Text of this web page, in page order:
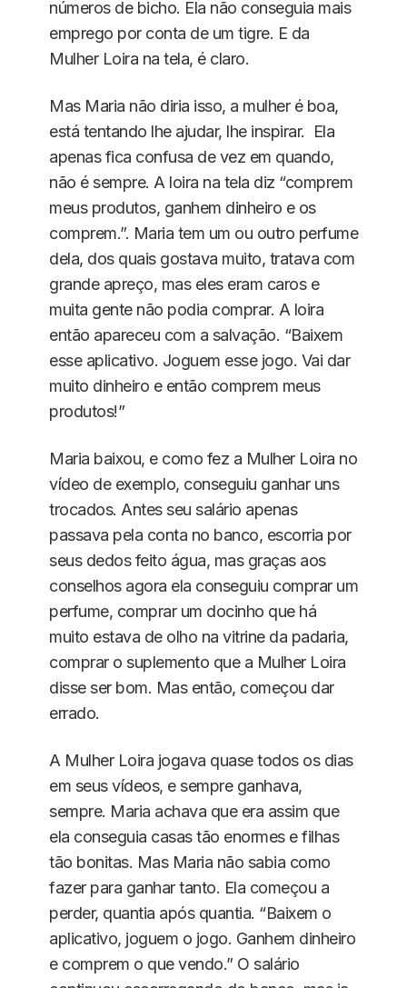
números de bicho. Ela não conseguia mais
emprego por conta de um tigre. E da
Mulher Loira na tela, é claro.
Mas Maria não diria isso, a mulher é boa,
está tentando lhe ajudar, lhe inspirar. Ela
apenas fica confusa de vez em quando,
não é sempre. A loira na tela diz “comprem
meus produtos, ganhem dinheiro e os
comprem.”. Maria tem um ou outro perfume
dela, dos quais gostava muito, tratava com
grande apreço, mas eles eram caros e
muita gente não podia comprar. A loira
então apareceu com a salvação. “Baixem
esse aplicativo. Joguem esse jogo. Vai dar
muito dinheiro e então comprem meus
produtos!”
Maria baixou, e como fez a Mulher Loira no
vídeo de exemplo, conseguiu ganhar uns
trocados. Antes seu salário apenas
passava pela conta no banco, escorria por
seus dedos feito água, mas graças aos
conselhos agora ela conseguiu comprar um
perfume, comprar um docinho que há
muito estava de olho na vitrine da padaria,
comprar o suplemento que a Mulher Loira
disse ser bom. Mas então, começou dar
errado.
A Mulher Loira jogava quase todos os dias
em seus vídeos, e sempre ganhava,
sempre. Maria achava que era assim que
ela conseguia casas tão enormes e filhas
tão bonitas. Mas Maria não sabia como
fazer para ganhar tanto. Ela começou a
perder, quantia após quantia. “Baixem o
aplicativo, joguem o jogo. Ganhem dinheiro
e comprem o que vendo.” O salário